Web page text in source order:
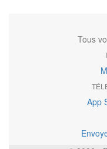
Tous
App